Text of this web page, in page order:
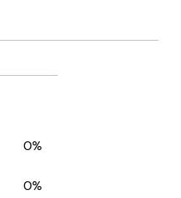
0%
0%